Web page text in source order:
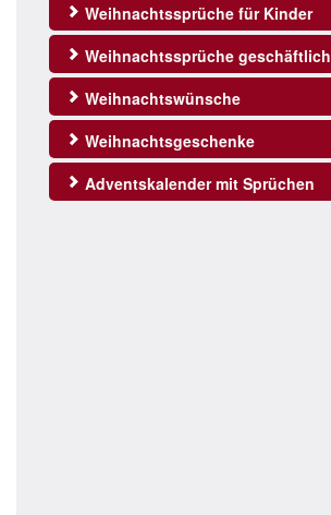
Weihnachtssprüche für Kinder
Weihnachtssprüche geschäftlich
Weihnachtswünsche
Weihnachtsgeschenke
Adventskalender mit Sprüchen